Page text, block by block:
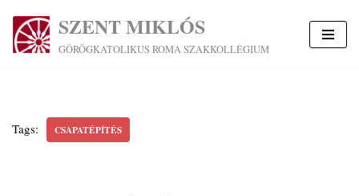
Skip
SZENT MIKLÓS
GÖRÖGKATOLIKUS ROMA SZAKKOLLÉGIUM
Tags: CSAPATÉPÍTÉS